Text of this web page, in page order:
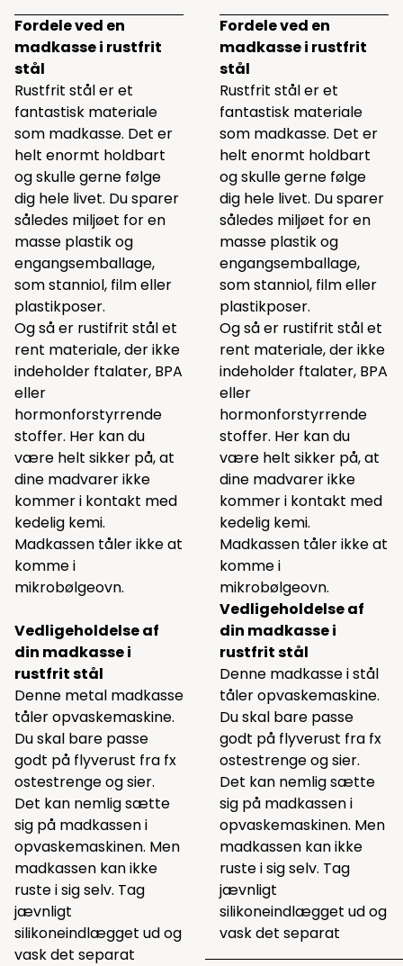
Fordele ved en
madkasse i rustfrit
stål
Rustfrit stål er et
fantastisk materiale
som madkasse. Det er
helt enormt holdbart
og skulle gerne følge
dig hele livet. Du sparer
således miljøet for en
masse plastik og
engangsemballage,
som stanniol, film eller
plastikposer.
Og så er rustifrit stål et
rent materiale, der ikke
indeholder ftalater, BPA
eller
hormonforstyrrende
stoffer. Her kan du
være helt sikker på, at
dine madvarer ikke
kommer i kontakt med
kedelig kemi.
Madkassen tåler ikke at
komme i
mikrobølgeovn.
Vedligeholdelse af
din madkasse i
rustfrit stål
Denne metal madkasse
tåler opvaskemaskine.
Du skal bare passe
godt på flyverust fra fx
ostestrenge og sier.
Det kan nemlig sætte
sig på madkassen i
opvaskemaskinen. Men
madkassen kan ikke
ruste i sig selv. Tag
jævnligt
silikoneindlægget ud og
vask det separat
Fordele ved en
madkasse i rustfrit
stål
Rustfrit stål er et
fantastisk materiale
som madkasse. Det er
helt enormt holdbart
og skulle gerne følge
dig hele livet. Du sparer
således miljøet for en
masse plastik og
engangsemballage,
som stanniol, film eller
plastikposer.
Og så er rustifrit stål et
rent materiale, der ikke
indeholder ftalater, BPA
eller
hormonforstyrrende
stoffer. Her kan du
være helt sikker på, at
dine madvarer ikke
kommer i kontakt med
kedelig kemi.
Madkassen tåler ikke at
komme i
mikrobølgeovn.
Vedligeholdelse af
din madkasse i
rustfrit stål
Denne madkasse i stål
tåler opvaskemaskine.
Du skal bare passe
godt på flyverust fra fx
ostestrenge og sier.
Det kan nemlig sætte
sig på madkassen i
opvaskemaskinen. Men
madkassen kan ikke
ruste i sig selv. Tag
jævnligt
silikoneindlægget ud og
vask det separat